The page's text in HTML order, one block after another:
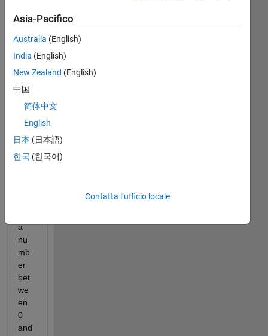
I
hav
e a
tor,
p,
and
a
nu
mb
er
bet
we
en
0
and
Asia-Pacifico
Australia (English)
India (English)
New Zealand (English)
中国
简体中文
English
日本 (日本語)
한국 (한국어)
Contatta l’ufficio locale